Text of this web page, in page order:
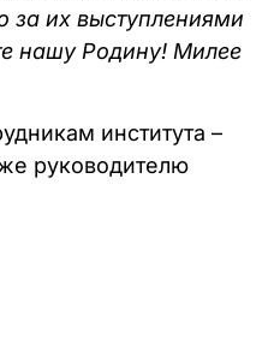
за их выступлениями
нашу Родину! Милее
института –
руководителю